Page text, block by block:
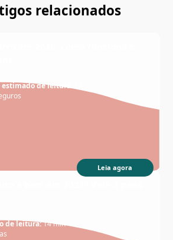
relacionados
estimado de leitura:
Leia agora
de leitura:14 min